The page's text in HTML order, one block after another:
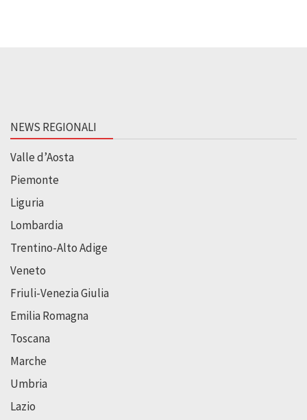
NEWS REGIONALI
Valle d’Aosta
Piemonte
Liguria
Lombardia
Trentino-Alto Adige
Veneto
Friuli-Venezia Giulia
Emilia Romagna
Toscana
Marche
Umbria
Lazio